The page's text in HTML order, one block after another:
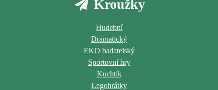
Kroužky
Hudební
Dramatický
EKO badatelský
Sportovní hry
Kuchtík
Legohrátky